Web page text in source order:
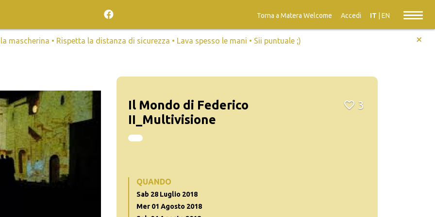
Torna a Matera Welcome Accedi IT EN
la mascherina • Rispetta la distanza di sicurezza • Lava spesso le mani • Sii puntuale ;) +
Il Mondo di Federico
II_Multivisione
3
QUANDO
Sab 28 Luglio 2018
Mer 01 Agosto 2018